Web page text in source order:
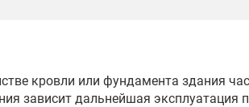
кровли или фундамента здания
зависит дальнейшая эксплуатация